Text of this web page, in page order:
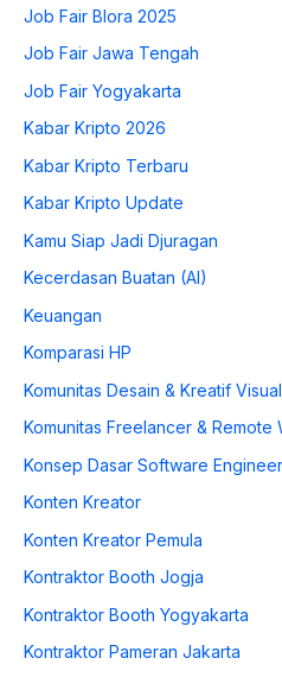
Job Fair Blora 2025
Job Fair Jawa Tengah
Job Fair Yogyakarta
Kabar Kripto 2026
Kabar Kripto Terbaru
Kabar Kripto Update
Kamu Siap Jadi Djuragan
Kecerdasan Buatan (AI)
Keuangan
Komparasi HP
Komunitas Desain & Kreatif Visual
Komunitas Freelancer & Remote
Konsep Dasar Software
Konten Kreator
Konten Kreator Pemula
Kontraktor Booth Jogja
Kontraktor Booth Yogyakarta
Kontraktor Pameran Jakarta